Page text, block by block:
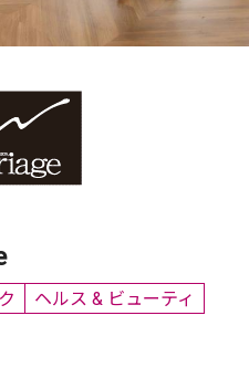
ヘルス & ビューティ